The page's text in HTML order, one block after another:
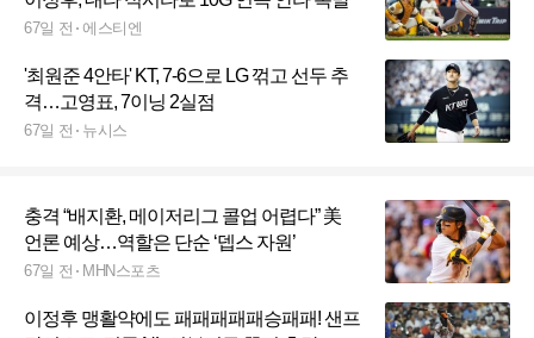
67일 전 에스티엔
'최원준 4안타' KT, 7-6으로 LG 꺾고 선두 추
격…고영표, 7이닝 2실점
67일 전 뉴시스
충격 “배지환, 메이저리그 콜업 어렵다” 美
언론 예상…역할은 단순 ‘뎁스 자원’
67일 전 MHN스포츠
이정후 맹활약에도 패패패패패승패패! 샌프